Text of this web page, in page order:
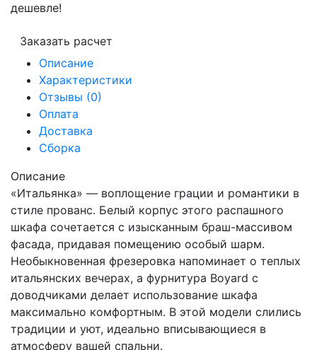
дешевле!
Заказать расчет
Описание
Характеристики
Отзывы (0)
Оплата
Доставка
Сборка
Описание
«Итальянка» — воплощение грации и романтики в
стиле прованс. Белый корпус этого распашного
шкафа сочетается с изысканным браш-массивом
фасада, придавая помещению особый шарм.
Необыкновенная фрезеровка напоминает о теплых
итальянских вечерах, а фурнитура Boyard с
доводчиками делает использование шкафа
максимально комфортным. В этой модели слились
традиции и уют, идеально вписывающиеся в
атмосферу вашей спальни.